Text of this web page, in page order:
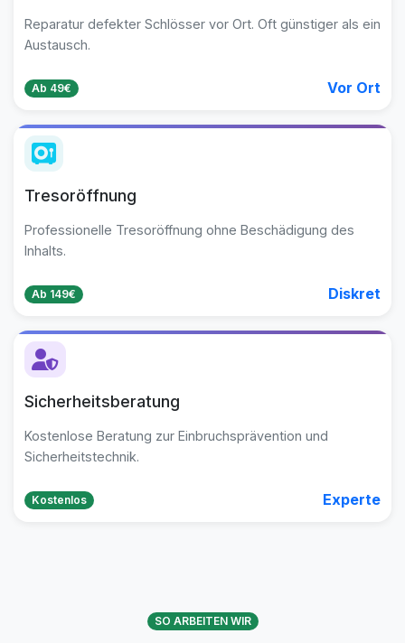
Reparatur defekter Schlösser vor Ort. Oft günstiger als ein
Austausch.
Ab 49€ Vor Ort
Tresoröffnung
Professionelle Tresoröffnung ohne Beschädigung des
Inhalts.
Ab 149€ Diskret
Sicherheitsberatung
Kostenlose Beratung zur Einbruchsprävention und
Sicherheitstechnik.
Kostenlos Experte
SO ARBEITEN WIR